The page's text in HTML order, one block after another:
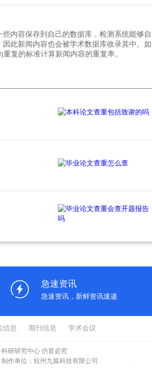
内容保存到自己的数据库，检测系统能够自
此新闻内容也会被学术数据库收录其中。如
复的标准计算新闻内容的重复率。
急速资讯
急速资讯，新鲜资讯速递
信息 期刊信息 学术会议
研研究中心 仿冒必究
制作单位：杭州九狐科技有限公司